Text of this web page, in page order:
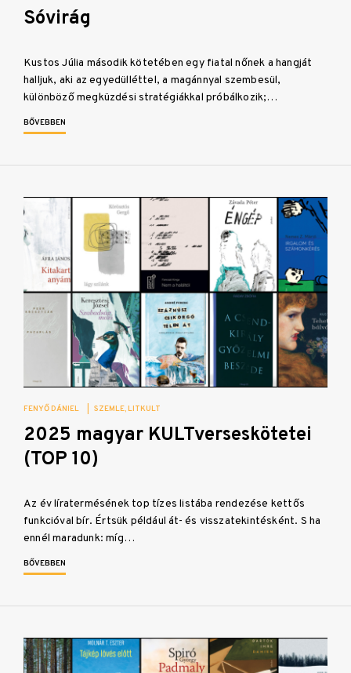
Sóvirág
Kustos Júlia második kötetében egy fiatal nőnek a hangját
halljuk, aki az egyedülléttel, a magánnyal szembesül,
különböző megküzdési stratégiákkal próbálkozik;…
BŐVEBBEN
FENYŐ DÁNIEL SZEMLE LITKULT
2025 magyar KULTverseskötetei
(TOP 10)
Az év líratermésének top tízes listába rendezése kettős
funkcióval bír. Értsük például át- és visszatekintésként. S ha
ennél maradunk: míg…
BŐVEBBEN